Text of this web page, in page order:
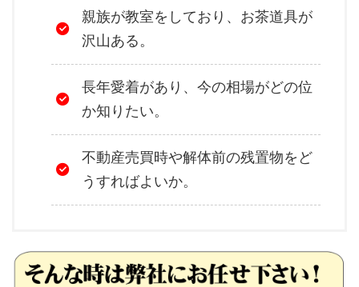
親族が教室をしており、お茶道具が
沢山ある。
長年愛着があり、今の相場がどの位
か知りたい。
不動産売買時や解体前の残置物をど
うすればよいか。